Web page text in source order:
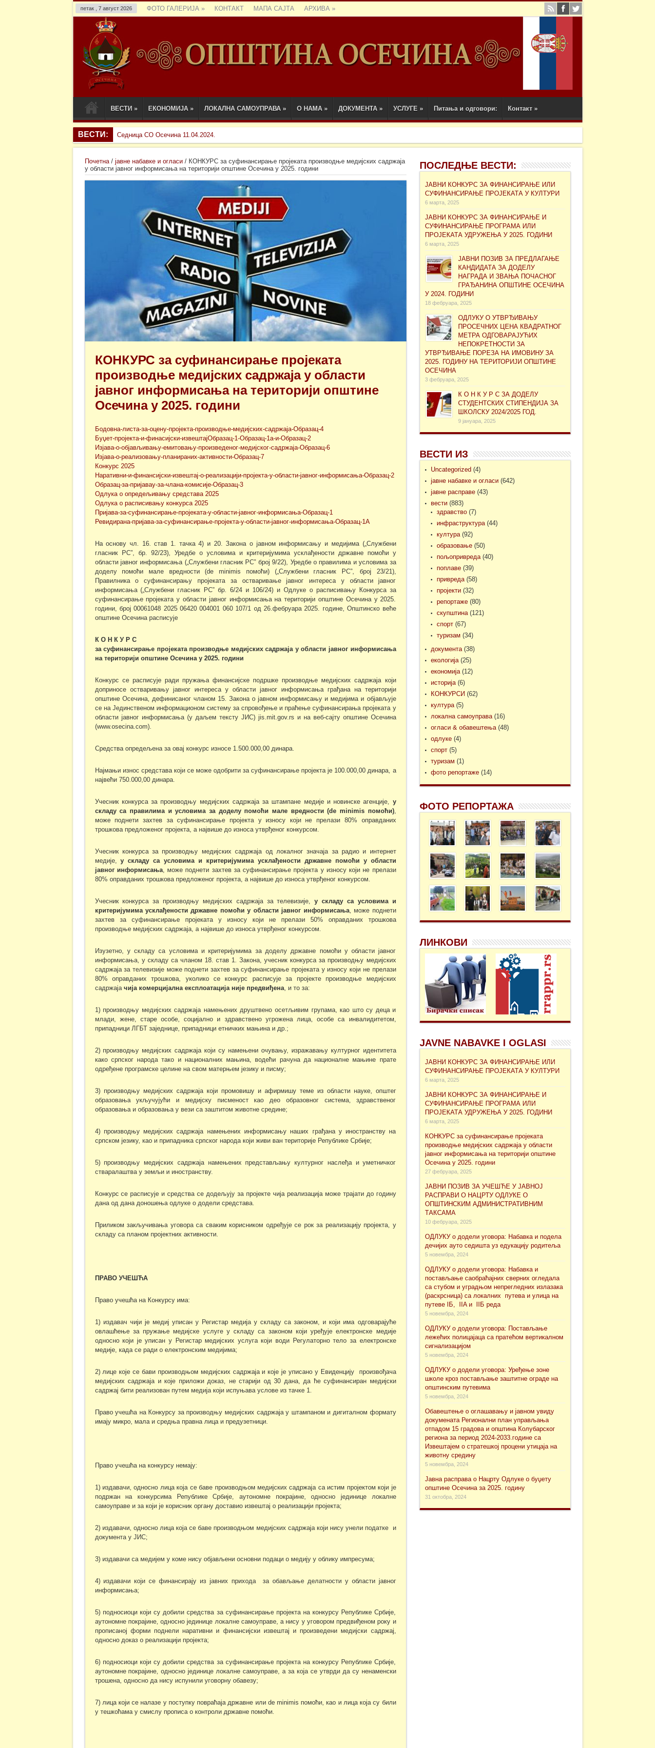
петак , 7 август 2026 ФОТО ГАЛЕРИЈА » КОНТАКТ МАПА САЈТА АРХИВА »
ВЕСТИ » ЕКОНОМИЈА » ЛОКАЛНА САМОУПРАВА » О НАМА » ДОКУМЕНТА » УСЛУГЕ » Питања и одговори: Контакт »
ВЕСТИ: Седница СО Осечина 11.04.2024.
Почетна/ јавне набавке и огласи/ КОНКУРС за суфинансирање проjеката производње медијских садржаја
у области јавног информисања на територији општине Осечина у 2025. години
КОНКУРС за суфинансирање проjеката
производње медијских садржаја у области
јавног информисања на територији општине
Осечина у 2025. години
Бодовна-листа-за-оцену-пројекта-производње-медијских-садржаја-Образац-4
Буџет-пројекта-и-финасијски-извештајОбразац-1-Образац-1а-и-Образац-2
Изјава-о-објављивању-емитовању-произведеног-медијског-садржаја-Образац-6
Изјава-о-реализовању-планираних-активности-Образац-7
Конкурс 2025
Наративни-и-финансијски-извештај-о-реализацији-пројекта-у-области-јавног-информисања-Образац-2
Образац-за-пријавау-за-члана-комисије-Образац-3
Одлука о опредељивању средстава 2025
Одлука о расписивању конкурса 2025
Пријава-за-суфинансирање-пројеката-у-области-јавног-информисања-Образац-1
Ревидирана-пријава-за-суфинансирање-пројекта-у-области-јавног-информисања-Образац-1А
На основу чл. 16. став 1. тачка 4) и 20. Закона о јавном информисању и медијима („Службени
гласник РС”, бр. 92/23), Уредбе о условима и критеријумима усклађености државне помоћи у
области јавног информисања („Службени гласник РС” број 9/22), Уредбе о правилима и условима за
доделу помоћи мале вредности (de minimis помоћи) („Службени гласник РС”, број 23/21),
Правилника о суфинансирању пројеката за остваривање јавног интереса у области јавног
информисања („Службени гласник РС” бр. 6/24 и 106/24) и Одлуке о расписивању Конкурса за
суфинансирање пројеката у области јавног информисања на територији општине Осечина у 2025.
години, број 00061048 2025 06420 004001 060 107/1 од 26.фебруара 2025. године, Општинско веће
општине Осечина расписуjе
К О Н К У Р С
за суфинансирање проjеката производње медијских садржајау области јавног информисања
на територији општине Осечина у 2025. години
Конкурс се расписује ради пружања финансијске подршке производње медијских садржаја који
доприносе остваривању јавног интереса у области јавног информисања грађана на територији
општине Осечина, дефинисаног чланом 15. Закона о јавном информисању и медијима и објављује
се на Јединственом информационом систему за спровођење и праћење суфинансирања пројеката у
области јавног информисања (у даљем тексту JИС) jis.mit.gov.rs и на веб-сајту општине Осечина
(www.оsecina.com).
Средства опредељена за овај конкурс износе 1.500.000,00 динара.
Најмањи износ средстава који се може одобрити за суфинансирање пројекта је 100.000,00 динара, а
највећи 750.000,00 динара.
Учесник конкурса за производњу медијских садржаја за штампане медије и новинске агенције, у
складу са правилима и условима за доделу помоћи мале вредности (de minimis помоћи),
може поднети захтев за суфинансирање пројекта у износу који не прелази 80% оправданих
трошкова предложеног пројекта, а највише до износа утврђеног конкурсом.
Учесник конкурса за производњу медијских садржаја од локалног значаја за радио и интернет
медије,у складу саусловима и критеријумима усклађености државне помоћи у области
јавног информисања, може поднети захтев за суфинансирање пројекта у износу који не прелази
80% оправданих трошкова предложеног пројекта, а највише до износа утврђеног конкурсом.
Учесник конкурса за производњу медијских садржаја за телевизије,у складу са условима и
критеријумима усклађености државне помоћи у области јавног информисања, може поднети
захтев за суфинансирање пројеката у износу који не прелази 50% оправданих трошкова
производње медијских садржаја, а највише до износа утврђеног конкурсом.
Изузетно, у складу са условима и критеријумима за доделу државне помоћи у области јавног
информисања, у складу са чланом 18. став 1. Закона, учесник конкурса за производњу медијских
садржаја за телевизије може поднети захтев за суфинансирање пројеката у износу који не прелази
80% оправданих трошкова, уколико се конкурс расписује за пројекте производње медијских
садржаја чија комерцијална експлоатација није предвиђена, и то за:
1) производњу медијских садржаја намењених друштвено осетљивим групама, као што су деца и
млади, жене, старе особе, социјално и здравствено угрожена лица, особе са инвалидитетом,
припадници ЛГБТ заједнице, припадници етничких мањина и др.;
2) производњу медијских садржаја који су намењени очувању, изражавању културног идентитета
како српског народа тако и националних мањина, водећи рачуна да националне мањине прате
одређене програмске целине на свом матерњем језику и писму;
3) производњу медијских садржаја који промовишу и афирмишу теме из области науке, општег
образовања укључујући и медијску писменост као део образовног система, здравственог
образовања и образовања у вези са заштитом животне средине;
4) производњу медијских садржаја намењених информисању наших грађана у иностранству на
српском језику, као и припадника српског народа који живи ван територије Републике Србије;
5) производњу медијских садржаја намењених представљању културног наслеђа и уметничког
стваралаштва у земљи и иностранству.
Конкурс се расписује и средства се додељују за пројекте чија реализација може трајати до годину
дана од дана доношења одлуке о додели средстава.
Приликом закључивања уговора са сваким корисником одређује се рок за реализацију пројекта, у
складу са планом пројектних активности.
ПРАВО УЧЕШЋА
Право учешћа на Конкурсу има:
1) издавач чији је медиј уписан у Регистар медија у складу са законом, и који има одговарајуће
овлашћење за пружање медијске услуге у складу са законом који уређује електронске медије
односно који је уписан у Регистар медијских услуга који води Регулаторно тело за електронске
медије, када се ради о електронским медијима;
2) лице које се бави производњом медијских садржаја и које је уписано у Евиденцију произвођача
медијских садржаја и које приложи доказ, не старији од 30 дана, да ће суфинансиран медијски
садржај бити реализован путем медија који испуњава услове из тачке 1.
Право учешћа на Конкурсу за производњу медијских садржаја у штампаном и дигиталном формату
имају микро, мала и средња правна лица и предузетници.
Право учешћа на конкурсу немају:
1) издавачи, односно лица која се баве производњом медијских садржаја са истим пројектом који је
подржан на конкурсима Републике Србије, аутономне покрајине, односно јединице локалне
самоуправе и за који је корисник органу доставио извештај о реализацији пројекта;
2) издавачи, односно лица која се баве производњом медијских садржаја који нису унели податке и
документа у JИС;
3) издавачи са медијем у коме нису објављени основни подаци о медију у облику импресума;
4) издавачи који се финансирају из јавних прихода за обављање делатности у области јавног
информисања;
5) подносиоци који су добили средства за суфинансирање пројекта на конкурсу Републике Србије,
аутономне покрајине, односно јединице локалне самоуправе, а нису у уговором предвиђеном року и
прописаној форми поднели наративни и финансијски извештај и произведени медијски садржај,
односно доказ о реализацији пројекта;
6) подносиоци који су добили средства за суфинансирање пројекта на конкурсу Републике Србије,
аутономне покрајине, односно јединице локалне самоуправе, а за која се утврди да су ненаменски
трошена, односно да нису испунили уговорну обавезу;
7) лица који се налазe у поступку повраћаја државне или de minimis помоћи, као и лица која су били
у тешкоћама у смислу прописа о контроли државне помоћи.
ПОСЛЕДЊЕ ВЕСТИ:
ЈАВНИ КОНКУРС ЗА ФИНАНСИРАЊЕ ИЛИ
СУФИНАНСИРАЊЕ ПРОЈЕКАТА У КУЛТУРИ
6 марта, 2025
ЈАВНИ КОНКУРС ЗА ФИНАНСИРАЊЕ И
СУФИНАНСИРАЊЕ ПРОГРАМА ИЛИ
ПРОЈЕКАТА УДРУЖЕЊА У 2025. ГОДИНИ
6 марта, 2025
ЈАВНИ ПОЗИВ ЗА ПРЕДЛАГАЊЕ
КАНДИДАТА ЗА ДОДЕЛУ
НАГРАДА И ЗВАЊА ПОЧАСНОГ
ГРАЂАНИНА ОПШТИНЕ ОСЕЧИНА
У 2024. ГОДИНИ
18 фебруара, 2025
ОДЛУКУ О УТВРЂИВАЊУ
ПРОСЕЧНИХ ЦЕНА КВАДРАТНОГ
МЕТРА ОДГОВАРАЈУЋИХ
НЕПОКРЕТНОСТИ ЗА
УТВРЂИВАЊЕ ПОРЕЗА НА ИМОВИНУ ЗА
2025. ГОДИНУ НА ТЕРИТОРИЈИ ОПШТИНЕ
ОСЕЧИНА
3 фебруара, 2025
К О Н К У Р С ЗА ДОДЕЛУ
СТУДЕНТСКИХ СТИПЕНДИЈА ЗА
ШКОЛСКУ 2024/2025 ГОД.
9 јануара, 2025
ВЕСТИ ИЗ
Uncategorized (4)
јавне набавке и огласи(642)
јавне расправе(43)
вести(883)
здравство(7)
инфраструктура(44)
култура(92)
образовање(50)
пољопривреда(40)
поплаве(39)
привреда(58)
пројекти(32)
репортаже(80)
скупштина(121)
спорт(67)
туризам (34)
документа(38)
екологија(25)
економија(12)
историја(6)
КОНКУРСИ (62)
култура(5)
локална самоуправа(16)
огласи & обавештења(48)
одлуке(4)
спорт(5)
туризам (1)
фото репортаже(14)
ФОТО РЕПОРТАЖА
ЛИНКОВИ
JAVNE NABAVKE I OGLASI
ЈАВНИ КОНКУРС ЗА ФИНАНСИРАЊЕ ИЛИ
СУФИНАНСИРАЊЕ ПРОЈЕКАТА У КУЛТУРИ
6 марта, 2025
ЈАВНИ КОНКУРС ЗА ФИНАНСИРАЊЕ И
СУФИНАНСИРАЊЕ ПРОГРАМА ИЛИ
ПРОЈЕКАТА УДРУЖЕЊА У 2025. ГОДИНИ
6 марта, 2025
КОНКУРС за суфинансирање проjеката
производње медијских садржаја у области
јавног информисања на територији општине
Осечина у 2025. години
27 фебруара, 2025
ЈАВНИ ПОЗИВ ЗА УЧЕШЋЕ У ЈАВНОЈ
РАСПРАВИ О НАЦРТУ ОДЛУКЕ О
ОПШТИНСКИМ АДМИНИСТРАТИВНИМ
ТАКСАМА
10 фебруара, 2025
ОДЛУКУ о додели уговора: Набавка и подела
дечијих ауто седишта уз едукацију родитеља
5 новембра, 2024
ОДЛУКУ о додели уговора: Набавка и
постављање саобраћајних сверних огледала
са стубом и уградњом непрегледних излазака
(раскрсница) са локалних путева и улица на
путеве IБ, IIA и IIБ реда
5 новембра, 2024
ОДЛУКУ о додели уговора: Постављање
лежећих полицајаца са пратећом вертикалном
сигнализацијом
5 новембра, 2024
ОДЛУКУ о додели уговора: Уређење зоне
школе кроз постављање заштитне ограде на
општинским путевима
5 новембра, 2024
Обавештење о оглашавању и јавном увиду
докуменaта Регионални план управљања
отпадом 15 градова и општина Колубарског
региона за период 2024-2033.године са
Извештајем о стратешкој процени утицаја на
животну средину
5 новембра, 2024
Јавна расправа о Нацрту Одлуке о буџету
општине Осечина за 2025. годину
31 октобра, 2024